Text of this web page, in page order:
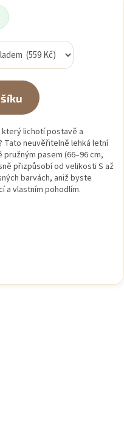
lichotí postavě a
Tato neuvěřitelně lehká letní
pasem (66–96 cm,
přizpůsobí od velikosti S až
barvách, aniž byste
a vlastním pohodlím.